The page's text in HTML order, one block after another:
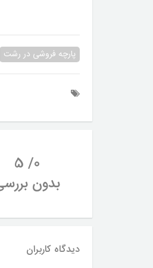
پارچه فروشی در رشت
0
/
5
بدون
دیدگاه کاربران